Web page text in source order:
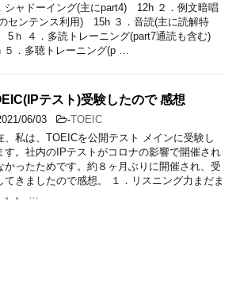
シャドーイング(主にpart4) 12h ２．例文暗唱
センテンス利用) 15h ３．音読(主に読解特
ｈ ４．多読トレーニング(part7通読も含む)
５．多聴トレーニング(p …
テスト)受験したので 感想
06/03 -TOEIC
、私は、TOEICを公開テスト メインに受験し
す。社内のIPテストがコロナの影響で開催され
かったためです。約８ヶ月ぶりに開催され、受
てきましたので感想。 １．リスニング力まだま
。。 …